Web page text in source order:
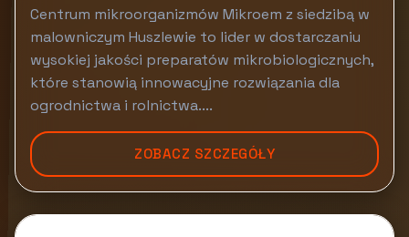
Centrum mikroorganizmów Mikroem z siedzibą w
malowniczym Huszlewie to lider w dostarczaniu
wysokiej jakości preparatów mikrobiologicznych,
które stanowią innowacyjne rozwiązania dla
ogrodnictwa i rolnictwa....
ZOBACZ SZCZEGÓŁY